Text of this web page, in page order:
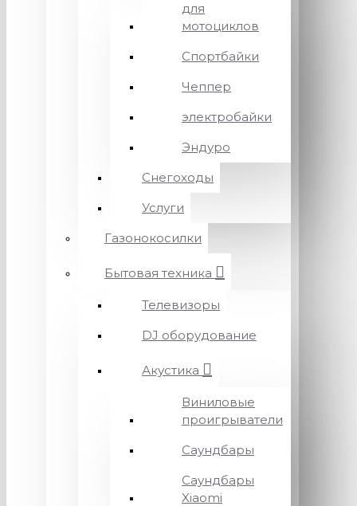
для
мотоциклов
Спортбайки
Чеппер
электробайки
Эндуро
Снегоходы
Услуги
Газонокосилки
Бытовая техника
Телевизоры
DJ оборудование
Акустика
Виниловые
проигрыватели
Саундбары
Саундбары
Xiaomi